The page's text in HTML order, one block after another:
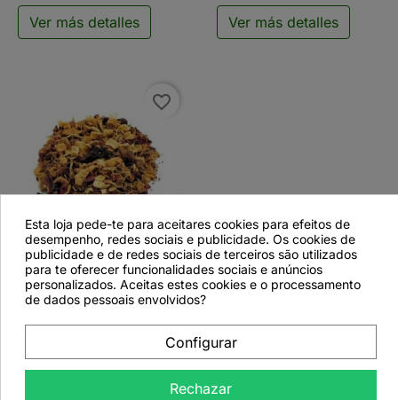
Ver más detalles Ver más detalles

favorite_border
Tisana Maravillas de
Navidad - 500 g
Ver más detalles
Esta loja pede-te para aceitares cookies para efeitos de
desempenho, redes sociais e publicidade. Os cookies de
publicidade e de redes sociais de terceiros são utilizados
para te oferecer funcionalidades sociais e anúncios
personalizados. Aceitas estes cookies e o processamento
de dados pessoais envolvidos?
Configurar
Rechazar